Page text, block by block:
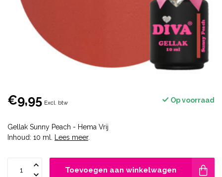
€9,95 Excl. btw Op voorraad
Gellak Sunny Peach - Hema Vrij
Inhoud: 10 ml.
Lees meer.
Toevoegen aan winkelwagen